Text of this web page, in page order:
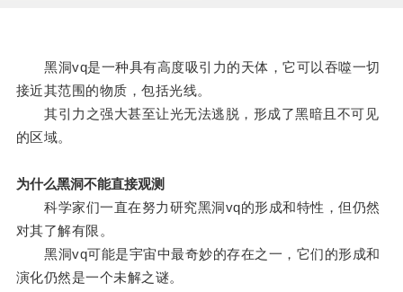
黑洞vq是一种具有高度吸引力的天体，它可以吞噬一切
接近其范围的物质，包括光线。
其引力之强大甚至让光无法逃脱，形成了黑暗且不可见
的区域。
为什么黑洞不能直接观测
科学家们一直在努力研究黑洞vq的形成和特性，但仍然
对其了解有限。
黑洞vq可能是宇宙中最奇妙的存在之一，它们的形成和
演化仍然是一个未解之谜。